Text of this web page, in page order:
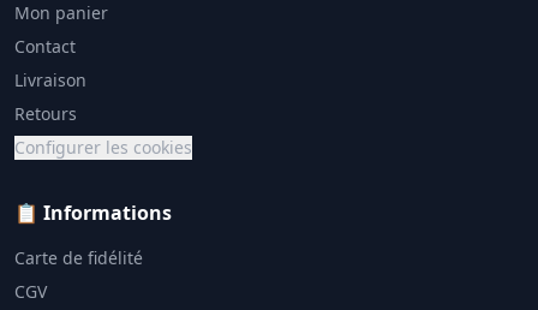
Mon panier
Contact
Livraison
Retours
Configurer les cookies
📋 Informations
Carte de fidélité
CGV